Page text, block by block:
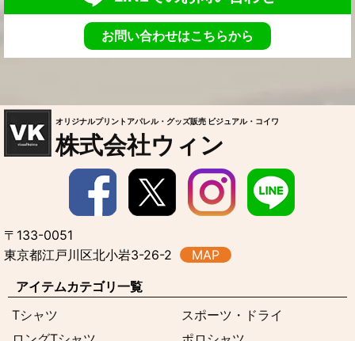
お問い合わせはこちらから
オリジナルプリントアパレル・グッズ販売 ビジュアル・コイワ
株式会社ウィン
〒133-0051
東京都江戸川区北小岩3-26-2
MAP
アイテムカテゴリ一覧
Tシャツ
スポーツ・ドライ